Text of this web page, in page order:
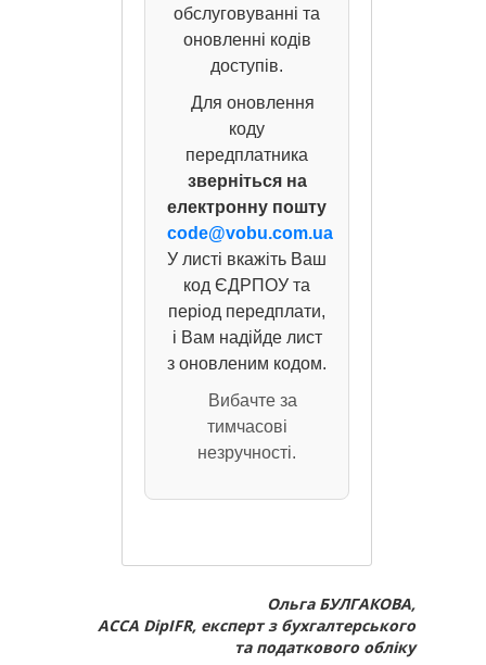
обслуговуванні та
оновленні кодів
доступів.
Для оновлення
коду
передплатника
зверніться на
електронну пошту
code@vobu.com.ua
У листі вкажіть Ваш
код ЄДРПОУ та
період передплати,
і Вам надійде лист
з оновленим кодом.
Вибачте за
тимчасові
незручності.
Ольга БУЛГАКОВА,
ACCA DipIFR, експерт з бухгалтерського
та податкового обліку